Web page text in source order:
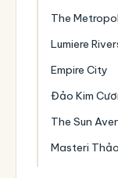
The
Lumiere
Empire City
Đảo Kim
The Sun
Masteri